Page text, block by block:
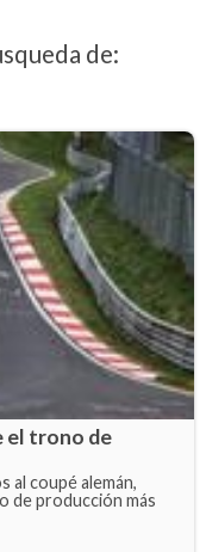
de:
el trono de
al coupé alemán,
de producción más